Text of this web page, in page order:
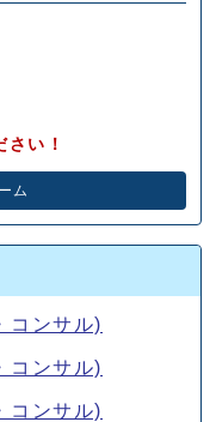
い！
ム
コンサル)
コンサル)
コンサル)